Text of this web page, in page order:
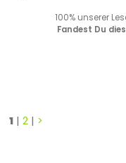
100% unserer
Fandest Du
1| 2| >